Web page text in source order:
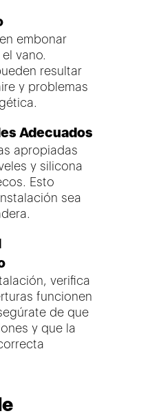
embonar
vano.
resultar
y problemas
Adecuados
apropiadas
y silicona
Esto
sea
verifica
funcionen
de que
y que la